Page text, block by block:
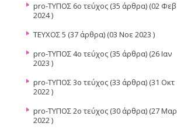
pro-ΤΥΠΟΣ 6ο τεύχος (35 άρθρα) (02 Φεβ
2024 )
ΤΕΥΧΟΣ 5 (37 άρθρα) (03 Νοε 2023 )
pro-TYΠΟΣ 4ο τεύχος (35 άρθρα) (26 Ιαν
2023 )
pro-ΤΥΠΟΣ 3ο τεύχος (33 άρθρα) (31 Οκτ
2022 )
pro-ΤΥΠΟΣ 2ο τεύχος (30 άρθρα) (27 Μαρ
2022 )